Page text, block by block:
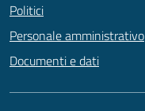
Politici
Personale amministrativo
Documenti e dati